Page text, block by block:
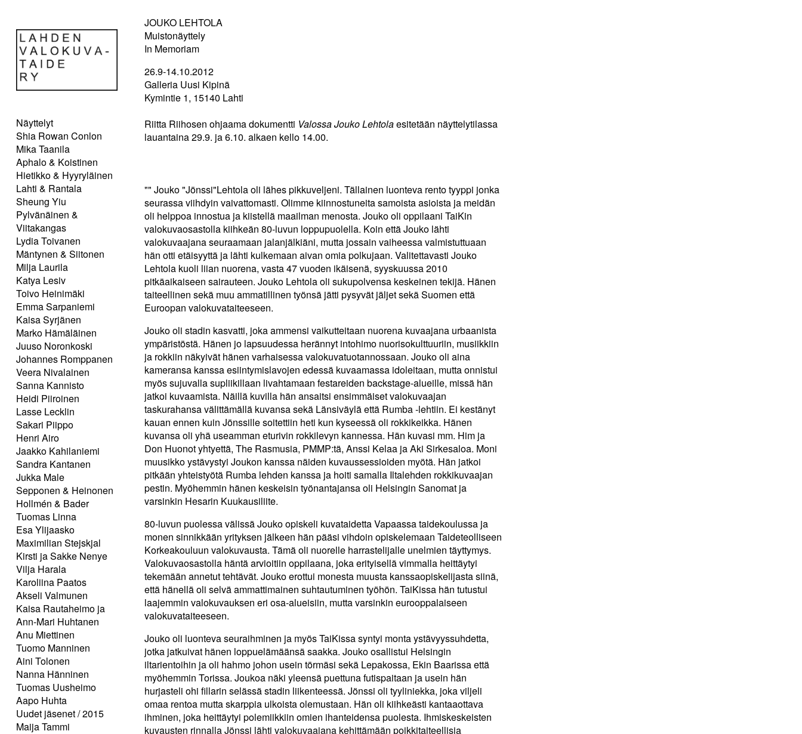
Näyttelyt
Shia Rowan Conlon
Mika Taanila
Aphalo & Koistinen
Hietikko & Hyyryläinen
Lahti & Rantala
Sheung Yiu
Pylvänäinen &
Viitakangas
Lydia Toivanen
Mäntynen & Siitonen
Milja Laurila
Katya Lesiv
Toivo Heinimäki
Emma Sarpaniemi
Kaisa Syrjänen
Marko Hämäläinen
Juuso Noronkoski
Johannes Romppanen
Veera Nivalainen
Sanna Kannisto
Heidi Piiroinen
Lasse Lecklin
Sakari Piippo
Henri Airo
Jaakko Kahilaniemi
Sandra Kantanen
Jukka Male
Sepponen & Heinonen
Hollmén & Bader
Tuomas Linna
Esa Ylijaasko
Maximilian Stejskjal
Kirsti ja Sakke Nenye
Vilja Harala
Karoliina Paatos
Akseli Valmunen
Kaisa Rautaheimo ja
Ann-Mari Huhtanen
Anu Miettinen
Tuomo Manninen
Aini Tolonen
Nanna Hänninen
Tuomas Uusheimo
Aapo Huhta
Uudet jäsenet / 2015
Maija Tammi
JOUKO LEHTOLA
Muistonäyttely
In Memoriam
26.9-14.10.2012
Galleria Uusi Kipinä
Kymintie 1, 15140 Lahti
Riitta Riihosen ohjaama dokumentti Valossa Jouko Lehtolaesitetään näyttelytilassa
lauantaina 29.9. ja 6.10. alkaen kello 14.00.
"" Jouko "Jönssi"Lehtola oli lähes pikkuveljeni. Tällainen luonteva rento tyyppi jonka
seurassa viihdyin vaivattomasti. Olimme kiinnostuneita samoista asioista ja meidän
oli helppoa innostua ja kiistellä maailman menosta. Jouko oli oppilaani TaiKin
valokuvaosastolla kiihkeän 80-luvun loppupuolella. Koin että Jouko lähti
valokuvaajana seuraamaan jalanjälkiäni, mutta jossain vaiheessa valmistuttuaan
hän otti etäisyyttä ja lähti kulkemaan aivan omia polkujaan. Valitettavasti Jouko
Lehtola kuoli liian nuorena, vasta 47 vuoden ikäisenä, syyskuussa 2010
pitkäaikaiseen sairauteen. Jouko Lehtola oli sukupolvensa keskeinen tekijä. Hänen
taiteellinen sekä muu ammatillinen työnsä jätti pysyvät jäljet sekä Suomen että
Euroopan valokuvataiteeseen.
Jouko oli stadin kasvatti, joka ammensi vaikutteitaan nuorena kuvaajana urbaanista
ympäristöstä. Hänen jo lapsuudessa herännyt intohimo nuorisokulttuuriin, musiikkiin
ja rokkiin näkyivät hänen varhaisessa valokuvatuotannossaan. Jouko oli aina
kameransa kanssa esiintymislavojen edessä kuvaamassa idoleitaan, mutta onnistui
myös sujuvalla supliikillaan livahtamaan festareiden backstage-alueille, missä hän
jatkoi kuvaamista. Näillä kuvilla hän ansaitsi ensimmäiset valokuvaajan
taskurahansa välittämällä kuvansa sekä Länsiväylä että Rumba -lehtiin. Ei kestänyt
kauan ennen kuin Jönssille soitettiin heti kun kyseessä oli rokkikeikka. Hänen
kuvansa oli yhä useamman eturivin rokkilevyn kannessa. Hän kuvasi mm. Him ja
Don Huonot yhtyettä, The Rasmusia, PMMP:tä, Anssi Kelaa ja Aki Sirkesaloa. Moni
muusikko ystävystyi Joukon kanssa näiden kuvaussessioiden myötä. Hän jatkoi
pitkään yhteistyötä Rumba lehden kanssa ja hoiti samalla Iltalehden rokkikuvaajan
pestin. Myöhemmin hänen keskeisin työnantajansa oli Helsingin Sanomat ja
varsinkin Hesarin Kuukausiliite.
80-luvun puolessa välissä Jouko opiskeli kuvataidetta Vapaassa taidekoulussa ja
monen sinnikkään yrityksen jälkeen hän pääsi vihdoin opiskelemaan Taideteolliseen
Korkeakouluun valokuvausta. Tämä oli nuorelle harrastelijalle unelmien täyttymys.
Valokuvaosastolla häntä arvioitiin oppilaana, joka erityisellä vimmalla heittäytyi
tekemään annetut tehtävät. Jouko erottui monesta muusta kanssaopiskelijasta siinä,
että hänellä oli selvä ammattimainen suhtautuminen työhön. TaiKissa hän tutustui
laajemmin valokuvauksen eri osa-alueisiin, mutta varsinkin eurooppalaiseen
valokuvataiteeseen.
Jouko oli luonteva seuraihminen ja myös TaiKissa syntyi monta ystävyyssuhdetta,
jotka jatkuivat hänen loppuelämäänsä saakka. Jouko osallistui Helsingin
iltarientoihin ja oli hahmo johon usein törmäsi sekä Lepakossa, Ekin Baarissa että
myöhemmin Torissa. Joukoa näki yleensä puettuna futispaitaan ja usein hän
hurjasteli ohi fillarin selässä stadin liikenteessä. Jönssi oli tyyliniekka, joka viljeli
omaa rentoa mutta skarppia ulkoista olemustaan. Hän oli kiihkeästi kantaaottava
ihminen, joka heittäytyi polemiikkiin omien ihanteidensa puolesta. Ihmiskeskeisten
kuvausten rinnalla Jönssi lähti valokuvaajana kehittämään poikkitaiteellisia